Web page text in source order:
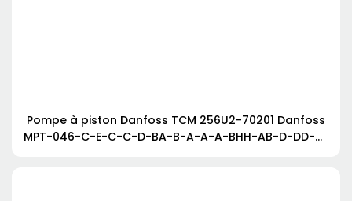
Pompe à piston Danfoss TCM 256U2-70201 Danfoss
MPT-046-C-E-C-C-D-BA-B-A-A-A-BHH-AB-D-DD-B-